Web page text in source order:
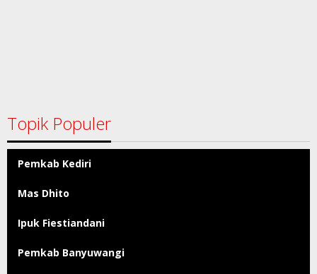
Topik Populer
Pemkab Kediri
Mas Dhito
Ipuk Fiestiandani
Pemkab Banyuwangi